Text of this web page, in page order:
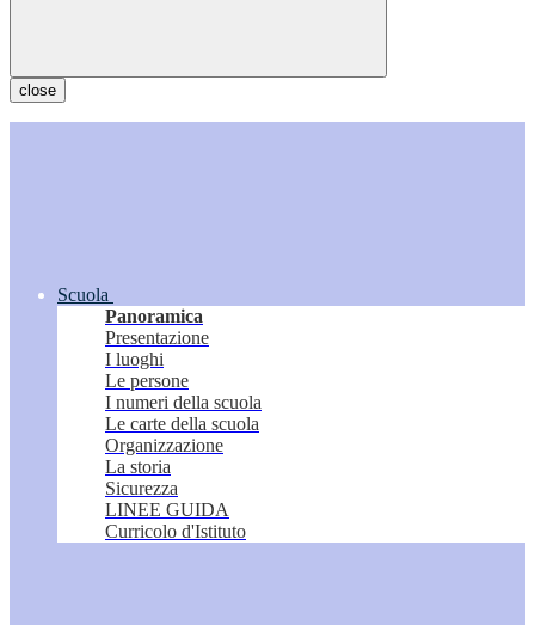
close
Scuola
Panoramica
Presentazione
I luoghi
Le persone
I numeri della scuola
Le carte della scuola
Organizzazione
La storia
Sicurezza
LINEE GUIDA
Curricolo d'Istituto